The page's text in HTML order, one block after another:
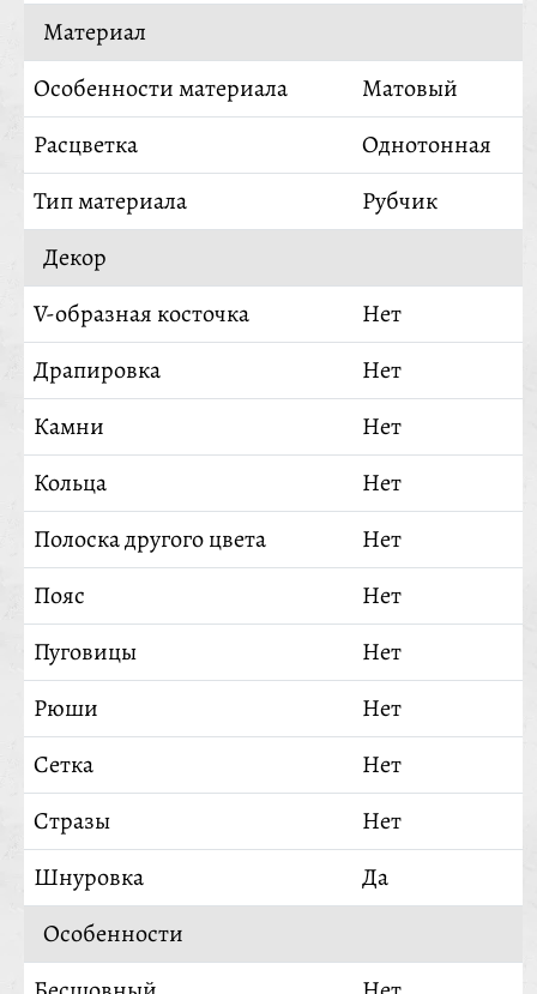
Материал
Особенности материала
Матовый
Расцветка
Однотонная
Тип материала
Рубчик
Декор
V-образная косточка
Нет
Драпировка
Нет
Камни
Нет
Кольца
Нет
Полоска другого цвета
Нет
Пояс
Нет
Пуговицы
Нет
Рюши
Нет
Сетка
Нет
Стразы
Нет
Шнуровка
Да
Особенности